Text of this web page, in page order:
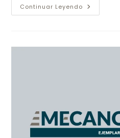
Continuar Leyendo